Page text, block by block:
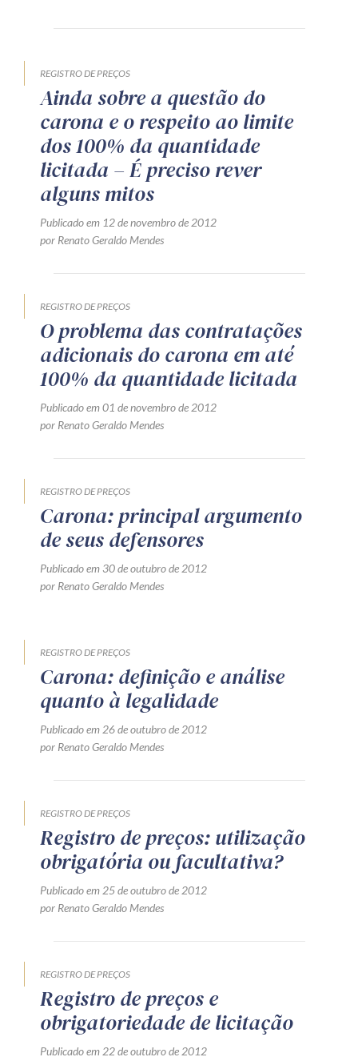
Orientação por Escrito
Mentoria Zênite
Capacitação
Zênite Online
Receba por RSS
Telefone (41) 2109-8666
Whatsapp (41) 98881-6616
REGISTRO DE PREÇOS
Ainda sobre a questão do
carona e o respeito ao limite
dos 100% da quantidade
licitada – É preciso rever
alguns mitos
Publicado em 12 de novembro de 2012
por Renato Geraldo Mendes
REGISTRO DE PREÇOS
O problema das contratações
adicionais do carona em até
100% da quantidade licitada
Publicado em 01 de novembro de 2012
por Renato Geraldo Mendes
REGISTRO DE PREÇOS
Carona: principal argumento
de seus defensores
Publicado em 30 de outubro de 2012
por Renato Geraldo Mendes
REGISTRO DE PREÇOS
Carona: definição e análise
quanto à legalidade
Publicado em 26 de outubro de 2012
por Renato Geraldo Mendes
REGISTRO DE PREÇOS
Registro de preços: utilização
obrigatória ou facultativa?
Publicado em 25 de outubro de 2012
por Renato Geraldo Mendes
REGISTRO DE PREÇOS
Registro de preços e
obrigatoriedade de licitação
Publicado em 22 de outubro de 2012